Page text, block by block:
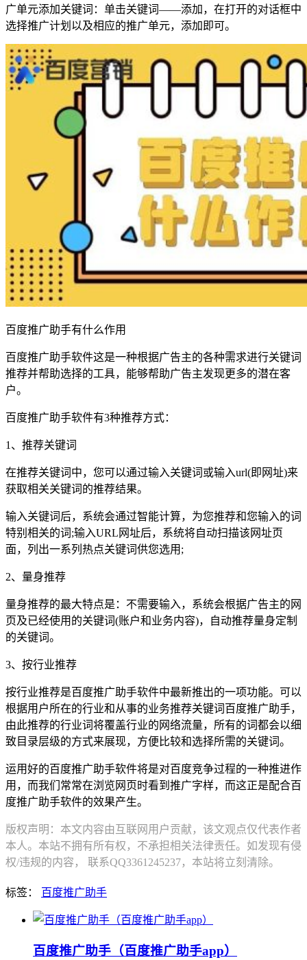
广单元添加关键词：单击关键词——添加，在打开的对话框中
选择推广计划以及相应的推广单元，添加即可。
百度推广助手有什么作用
百度推广助手软件这是一种根据广告主的各种需求进行关键词
推荐并帮助选择的工具，能够帮助广告主发现更多的潜在客
户。
百度推广助手软件有3种推荐方式：
1、推荐关键词
在推荐关键词中，您可以通过输入关键词或输入url(即网址)来
获取相关关键词的推荐结果。
输入关键词后，系统会通过智能计算，为您推荐和您输入的词
特别相关的词;输入URL网址后，系统将自动扫描该网址页
面，列出一系列热点关键词供您选用;
2、量身推荐
量身推荐的最大特点是：不需要输入，系统会根据广告主的网
页及已经使用的关键词(账户和业务内容)，自动推荐量身定制
的关键词。
3、按行业推荐
按行业推荐是百度推广助手软件中最新推出的一项功能。可以
根据用户所在的行业和从事的业务推荐关键词百度推广助手，
由此推荐的行业词将覆盖行业的网络流量，所有的词都会以细
致目录层级的方式来展现，方便比较和选择所需的关键词。
运用好的百度推广助手软件将是对百度竞争过程的一种推进作
用，而我们常常在浏览网页时看到推广字样，而这正是配合百
度推广助手软件的效果产生。
版权声明：本文内容由互联网用户贡献，该文观点仅代表作者
本人。本站不拥有所有权，不承担相关法律责任。如发现有侵
权/违规的内容， 联系QQ3361245237，本站将立刻清除。
标签： 百度推广助手
百度推广助手（百度推广助手app）